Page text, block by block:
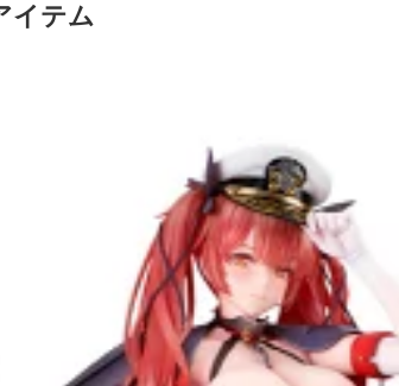
イテム